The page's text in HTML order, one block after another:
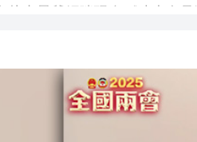
央媒省媒灣區媒體採風團走進河
107支隊伍，持續5日，中國合